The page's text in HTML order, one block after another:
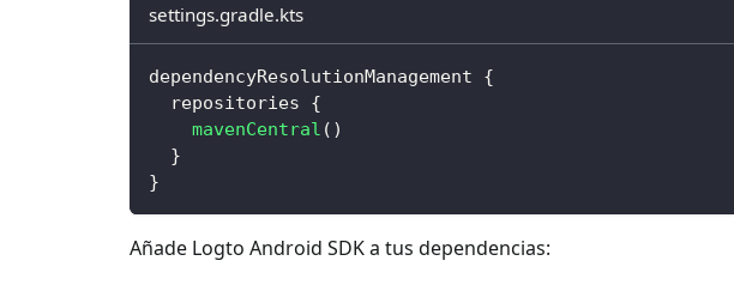
settings.gradle.kts
dependencyResolutionManagement {
  repositories
{
mavenCentral ( )
}
}
Añade Logto Android SDK a tus dependencias: